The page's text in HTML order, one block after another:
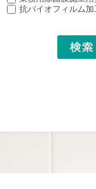
抗バイオフィルム加